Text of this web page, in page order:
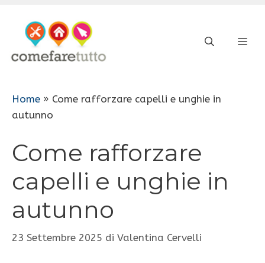
contenuto
Home » Come rafforzare capelli e unghie in
autunno
Come rafforzare
capelli e unghie in
autunno
23 Settembre 2025 di Valentina Cervelli